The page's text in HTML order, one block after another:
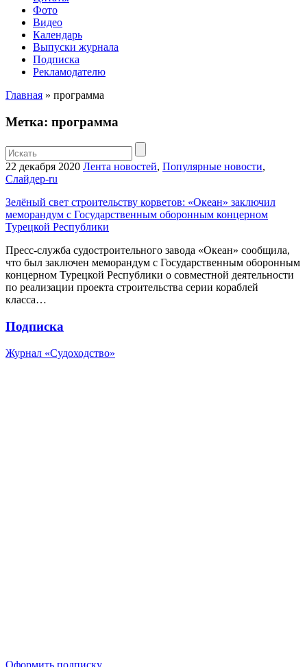
Фото
Видео
Календарь
Выпуски журнала
Подписка
Рекламодателю
Главная » программа
Метка: программа
22 декабря 2020 Лента новостей, Популярные новости,
Слайдер-ru
Зелёный свет строительству корветов: «Океан» заключил
меморандум с Государственным оборонным концерном
Турецкой Республики
Пресс-служба судостроительного завода «Океан» сообщила,
что был заключен меморандум с Государственным оборонным
концерном Турецкой Республики о совместной деятельности
по реализации проекта строительства серии кораблей
класса…
Подписка
Журнал «Судоходство»
Оформить подписку